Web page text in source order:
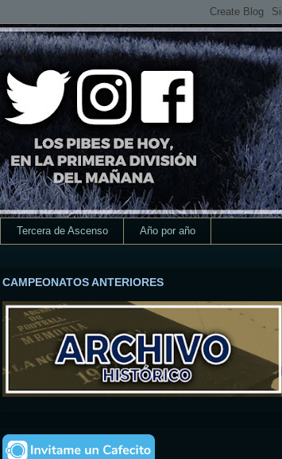
Tercera de Ascenso Año por año
CAMPEONATOS ANTERIORES